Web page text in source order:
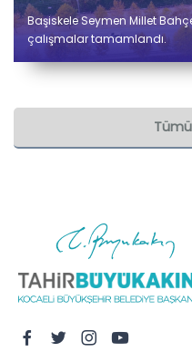
Başiskele Seymen Millet
çalışmalar tamamlandı.